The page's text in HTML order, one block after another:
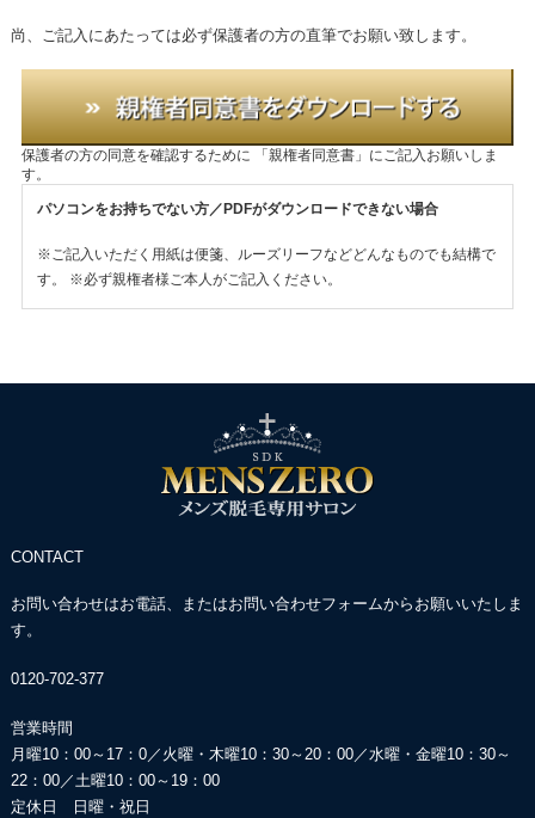
尚、ご記入にあたっては必ず保護者の方の直筆でお願い致します。
保護者の方の同意を確認するために 「親権者同意書」にご記入お願いしま
す。
パソコンをお持ちでない方／PDFがダウンロードできない場合
※ご記入いただく用紙は便箋、ルーズリーフなどどんなものでも結構で
す。
※必ず親権者様ご本人がご記入ください。
CONTACT
お問い合わせはお電話、またはお問い合わせフォームからお願いいたしま
す。
0120-702-377
営業時間
月曜10：00～17：0／火曜・木曜10：30～20：00／水曜・金曜10：30～
22：00／土曜10：00～19：00
定休日 日曜・祝日